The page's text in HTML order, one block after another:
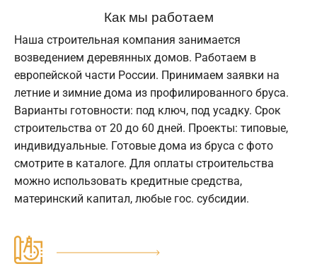
Как мы работаем
Наша строительная компания занимается
возведением деревянных домов. Работаем в
европейской части России. Принимаем заявки на
летние и зимние дома из профилированного бруса.
Варианты готовности: под ключ, под усадку. Срок
строительства от 20 до 60 дней. Проекты: типовые,
индивидуальные. Готовые дома из бруса с фото
смотрите в каталоге. Для оплаты строительства
можно использовать кредитные средства,
материнский капитал, любые гос. субсидии.